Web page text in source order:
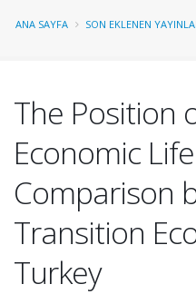
ANA SAYFA SON EKLENEN
The Position
Economic
Comparison
Transition
Turkey